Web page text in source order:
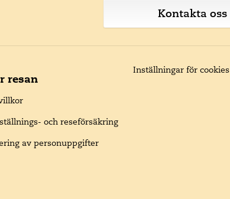
Kontakta oss
resan
och reseförsäkring
av personuppgifter
Inställningar för cookies